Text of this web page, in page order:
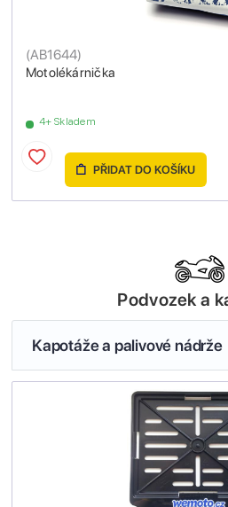
Motolékárnička
(AB1644)
4+ Skladem
PŘIDAT DO KOŠÍKU
Podvozek a
Kapotáže a palivové nádrže